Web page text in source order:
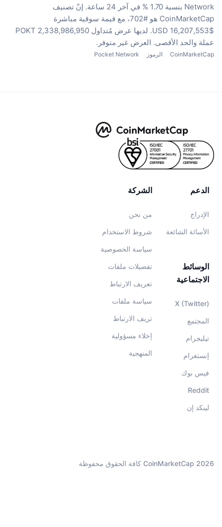
Network بنسبة 1.70 % في آخر 24 ساعة.
إنّ تصنيف
CoinMarketCap هو #702، مع قيمة سوقية مباشرة
$16,207,553 USD.
لديها عرض مُتداول 2,338,986,950 POKT
عملة والحد الأقصى. العرض غير متوفر.
CoinMarketCap الرموز Pocket Network
الشركة
من نحن
شروط الاستخدام
سياسة الخصوصية
تفضيلات ملفات
تعريف الارتباط
سياسة ملفات
تريف الارتباط
إخلاء مسؤولية
المنهجية
الدعم
الإدراج
الأسائة الشائعة
الوسائط
الاجتماعية
X (Twitter)
المجتمع
تيليجرام
إنستغرام
فيس بوك
Reddit
لينكد إن
CoinMarketCap 2026 كافة الحقوق محفوظة